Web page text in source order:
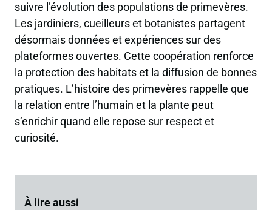
suivre l’évolution des populations de primevères.
Les jardiniers, cueilleurs et botanistes partagent
désormais données et expériences sur des
plateformes ouvertes. Cette coopération renforce
la protection des habitats et la diffusion de bonnes
pratiques. L’histoire des primevères rappelle que
la relation entre l’humain et la plante peut
s’enrichir quand elle repose sur respect et
curiosité.
À lire aussi